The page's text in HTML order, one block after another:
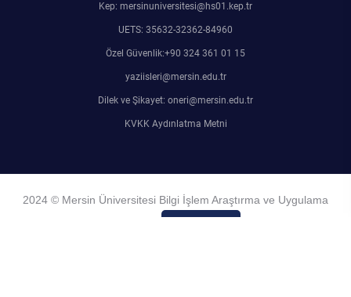
Kep: mersinuniversitesi@hs01.kep.tr
UETS: 35632-32362-84960
Özel Güvenlik:+90 324 361 01 15
yaziisleri@mersin.edu.tr
Dilek ve Şikayet: oneri@mersin.edu.tr
KVKK Aydınlatma Metni
2024 © Mersin Üniversitesi Bilgi İşlem Araştırma ve Uygulama